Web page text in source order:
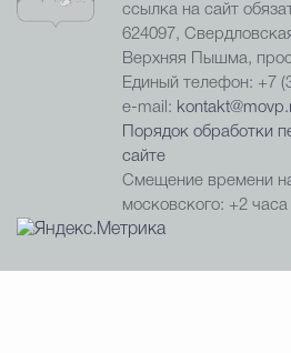
ссылка на сайт
624097,
Верхняя Пышма,
Единый телефон: +7
e-mail:
Порядок обработки
сайте
Смещение времени
московского: +2 часа